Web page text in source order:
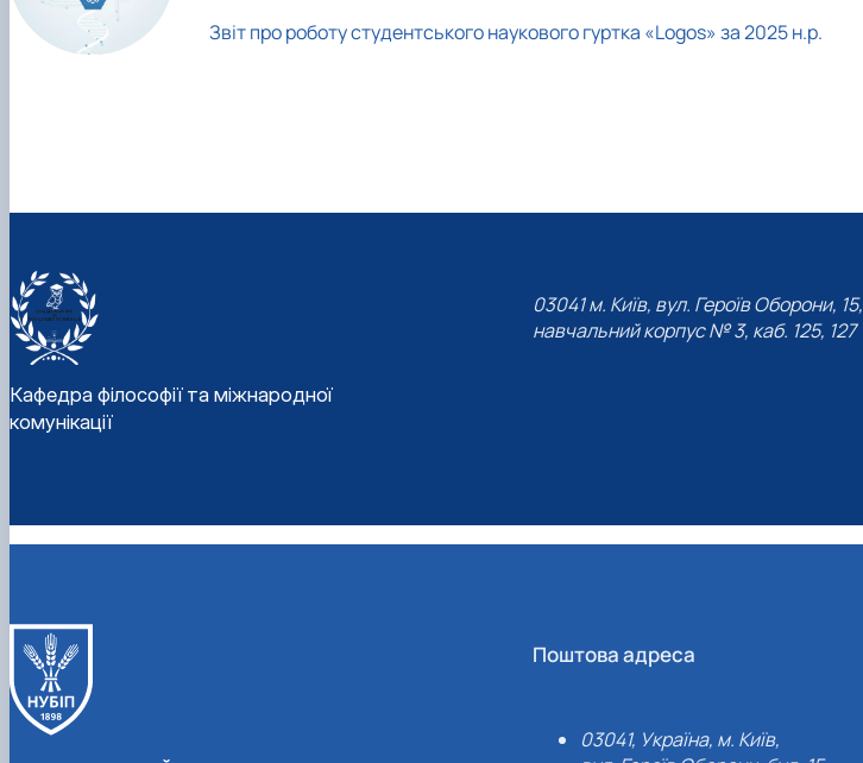
Звіт про роботу студентського наукового гуртка «Logos» за 2025 н.р.
Кафедра філософії та міжнародної
комунікації
03041 м. Київ, вул. Героїв Оборони, 15,
навчальний корпус № 3, каб. 125, 127
Поштова адреса
03041, Україна, м. Київ,